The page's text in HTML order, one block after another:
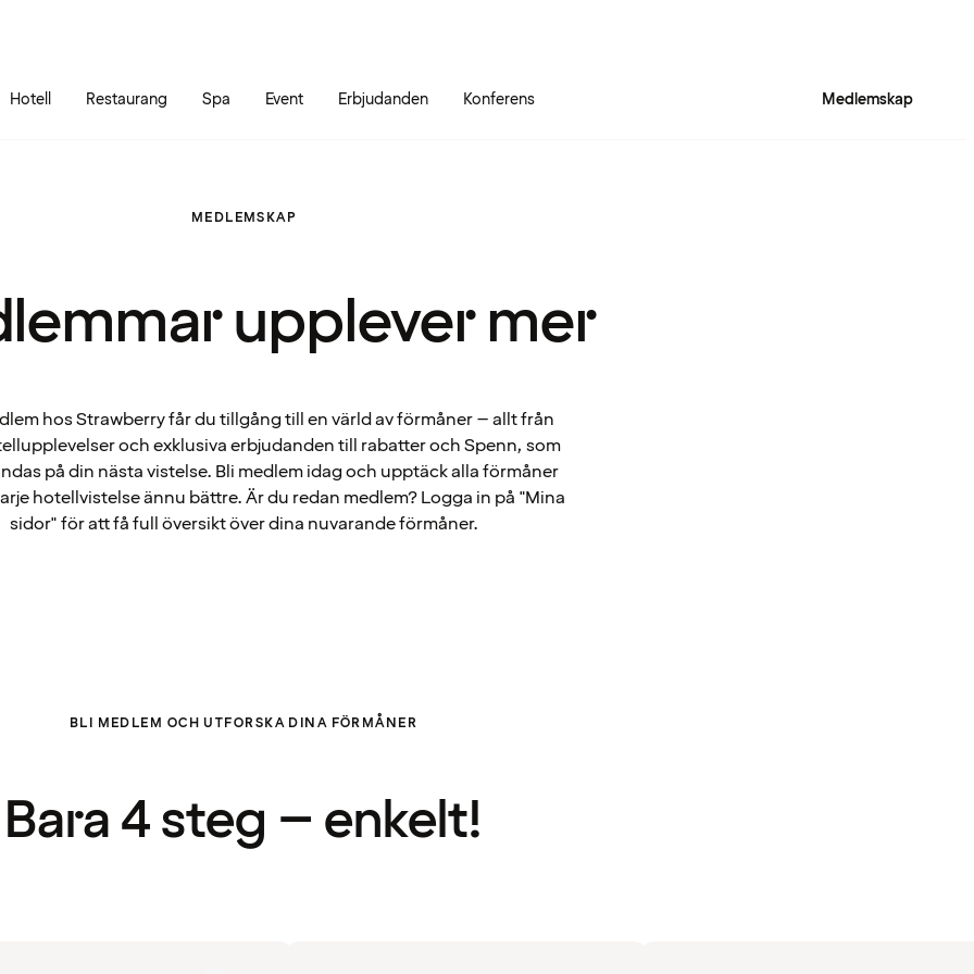
Hotell Restaurang Spa Event Erbjudanden Konferens Medlemskap
MEDLEMSKAP
upplever mer
hos Strawberry får du tillgång till en värld av förmåner – allt från
och exklusiva erbjudanden till rabatter och Spenn, som
på din nästa vistelse. Bli medlem idag och upptäck alla förmåner
hotellvistelse ännu bättre. Är du redan medlem? Logga in på "Mina
sidor" för att få full översikt över dina nuvarande förmåner.
BLI MEDLEM OCH UTFORSKA DINA FÖRMÅNER
Bara 4 steg – enkelt!